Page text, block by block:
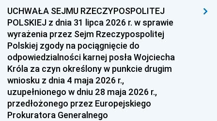
1954 1953 1952
1951 1950 1949
1948 1947
1939 1938 1937
1936 1930
UCHWAŁA SEJMU RZECZYPOSPOLITEJ
POLSKIEJ z dnia 31 lipca 2026 r. w sprawie
wyrażenia przez Sejm Rzeczypospolitej
Polskiej zgody na pociągnięcie do
odpowiedzialności karnej posła Wojciecha
Króla za czyn określony w punkcie drugim
wniosku z dnia 4 maja 2026 r.,
uzupełnionego w dniu 28 maja 2026 r.,
przedłożonego przez Europejskiego
Prokuratora Generalnego